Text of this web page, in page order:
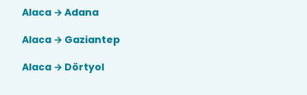
Alaca → Adana
Alaca → Gaziantep
Alaca → Dörtyol